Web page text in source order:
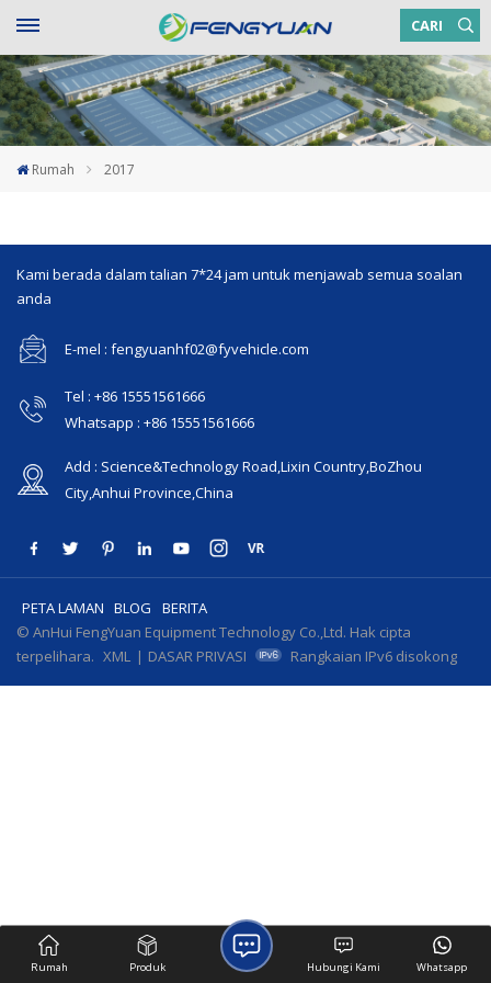
CARI
Rumah 2017
Kami berada dalam talian 7*24 jam untuk menjawab semua soalan
anda
E-mel : fengyuanhf02@fyvehicle.com
Tel : +86 15551561666
Whatsapp : +86 15551561666
Add : Science&Technology Road,Lixin Country,BoZhou
City,Anhui Province,China
PETA LAMAN BLOG
BERITA
© AnHui FengYuan Equipment Technology Co.,Ltd. Hak cipta
terpelihara. XML | DASAR PRIVASI Rangkaian IPv6 disokong
Rumah Produk Whatsapp
Hubungi Kami